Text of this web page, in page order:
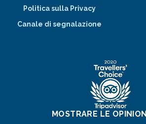
Politica sulla Privacy
Canale di segnalazione
MOSTRARE LE OPINIONI